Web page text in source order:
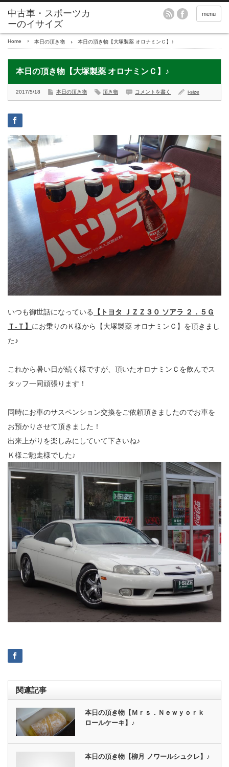
menu
Home 本日の頂き物 本日の頂き物【大塚製薬 オロナミンＣ】♪
本日の頂き物【大塚製薬 オロナミンＣ】♪
2017/5/18 本日の頂き物 頂き物 コメントを書く i-size
いつも御世話になっている
【トヨタ ＪＺＺ３０ ソアラ ２．５Ｇ
Ｔ‐Ｔ】 にお乗りのＫ様から【大塚製薬 オロナミンＣ】を頂きまし
た♪
これから暑い日が続く様ですが、頂いたオロナミンＣを飲んでス
タッフ一同頑張ります！
同時にお車のサスペンション交換をご依頼頂きましたのでお車を
お預かりさせて頂きました！
出来上がりを楽しみにしていて下さいね♪
Ｋ様ご馳走様でした♪
関連記事
本日の頂き物【Ｍｒｓ．Ｎｅｗｙｏｒｋ
ロールケーキ】♪
本日の頂き物【柳月 ノワールシュクレ】♪